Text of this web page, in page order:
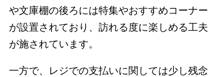
や文庫棚の後ろには特集やおすすめコーナー
が設置されており、訪れる度に楽しめる工夫
が施されています。
一方で、レジでの支払いに関しては少し残念